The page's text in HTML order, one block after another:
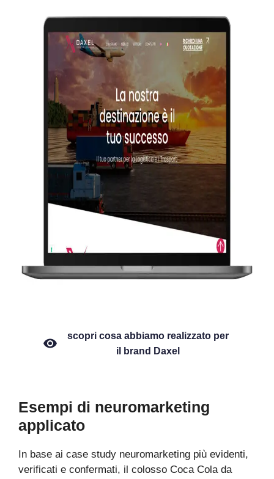
scopri cosa abbiamo realizzato per
il brand Daxel
Esempi di neuromarketing
applicato
In base ai case study neuromarketing più evidenti,
verificati e confermati, il colosso Coca Cola da